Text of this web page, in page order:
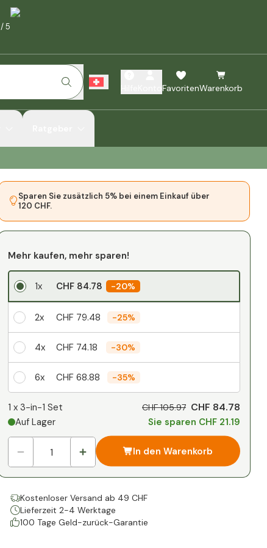
/5
FavoritenWarenkorb
Sparen Sie zusätzlich 5% bei einem Einkauf über
120 CHF.
Mehr kaufen, mehr sparen!
1x CHF 84.78 -20%
2x CHF 79.48 -25%
4x CHF 74.18 -30%
6x CHF 68.88 -35%
Ihr persönlicher Rabatt
1x -%
1 x 3-in-1 Set
Auf Lager
CHF 105.97 CHF 84.78
Sie sparen CHF 21.19
In den Warenkorb
Kostenloser Versand ab 49 CHF
Lieferzeit 2-4 Werktage
100 Tage Geld-zurück-Garantie